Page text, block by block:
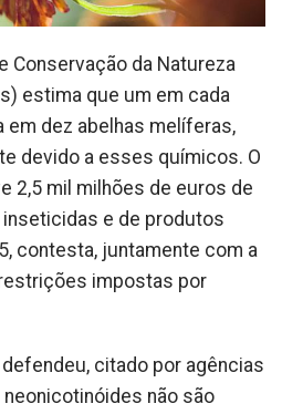
Conservação da Natureza
estima que um em cada
em dez abelhas melíferas,
devido a esses químicos. O
2,5 mil milhões de euros de
inseticidas e de produtos
contesta, juntamente com a
restrições impostas por
citado por agências
não são